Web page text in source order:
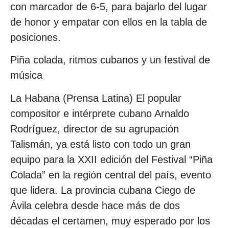
con marcador de 6-5, para bajarlo del lugar
de honor y empatar con ellos en la tabla de
posiciones.
Piña colada, ritmos cubanos y un festival de
música
La Habana (Prensa Latina) El popular
compositor e intérprete cubano Arnaldo
Rodríguez, director de su agrupación
Talismán, ya está listo con todo un gran
equipo para la XXII edición del Festival “Piña
Colada” en la región central del país, evento
que lidera. La provincia cubana Ciego de
Ávila celebra desde hace más de dos
décadas el certamen, muy esperado por los